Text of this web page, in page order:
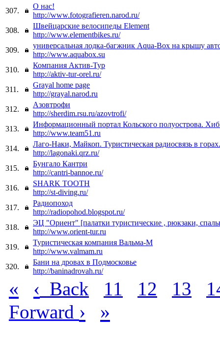
307.
О нас!
http://www.fotografieren.narod.ru/
308.
Швейцарские велосипеды Element
http://www.elementbikes.ru/
309.
универсальная лодка-багжник Aqua-Box на крышу
http://www.aquabox.su
310.
Компания Актив-Тур
http://aktiv-tur-orel.ru/
311.
Grayal home page
http://grayal.narod.ru
312.
Азовтрофи
http://sherdim.rsu.ru/azovtrofi/
313.
Информационный портал Кольского полуострова.
http://www.team51.ru
314.
Лаго-Наки, Майкоп. Туристическая радиосвязь в горах.
http://lagonaki.qrz.ru/
315.
Бунгало Кантри
http://cantri-bannoe.ru/
316.
SHARK TOOTH
http://st-diving.ru/
317.
Радиопоход
http://radiopohod.blogspot.ru/
318.
ЭЦ "Ориент" [палатки туристические , рюкзаки,
http://www.orient-tur.ru
319.
Туристическая компания Вальма-М
http://www.valmam.ru
320.
Бани на дровах в Подмосковье
http://baninadrovah.ru/
« ‹ Back 11 12 13
Forward › »